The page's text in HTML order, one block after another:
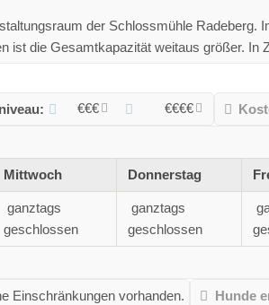
der Schlossmühle
ist die Gesamtkapazität weitaus größer.
€€€ €€€€
Mittwoch Donnerstag
ganztags
geschlossen
ganztags
geschlossen
Einschränkungen vorhanden. Hunde